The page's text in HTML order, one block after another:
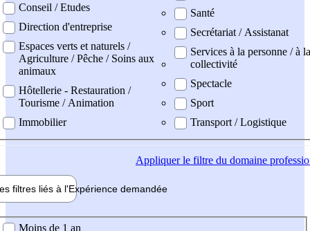
Conseil / Etudes
Direction d'entreprise
Espaces verts et naturels /
Agriculture / Pêche / Soins aux
animaux
Hôtellerie - Restauration /
Tourisme / Animation
Immobilier
Santé
Secrétariat / Assistanat
Services à la personne / à la
collectivité
Spectacle
Sport
Transport / Logistique
Appliquerle filtre du domaine
filtres liés à l'Expérience demandée
demandée
Moins de 1 an